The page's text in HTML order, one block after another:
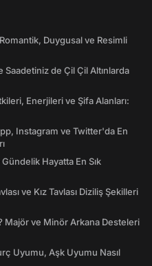
Duygusal ve Resimli
de Çil Çil Altınlarda
Enerjileri ve Şifa Alanları:
Instagram ve Twitter'da En
Hayatta En Sık
ve Kız Tavlası Diziliş Şekilleri
Majör ve Minör Arkana Desteleri
Uyumu, Aşk Uyumu Nasıl